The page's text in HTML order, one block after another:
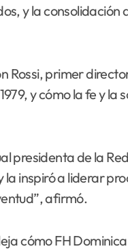
y la
primer
y cómo la fe y
de la
inspiró a liderar
afirmó.
cómo FH